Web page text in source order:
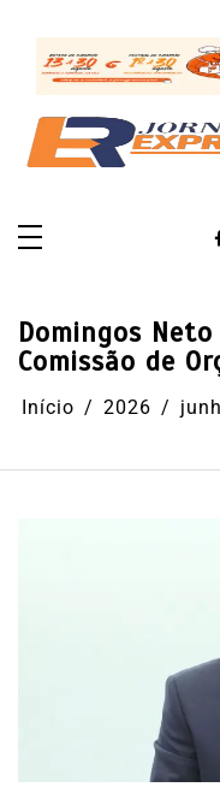
conteúdo
Domingos
Comissão de
Início 2026